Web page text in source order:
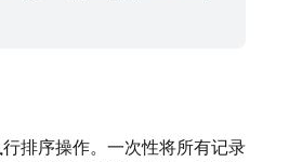
排序操作。一次性将所有记录